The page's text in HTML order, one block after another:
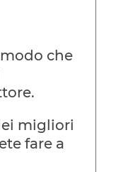
che
migliori
fare a